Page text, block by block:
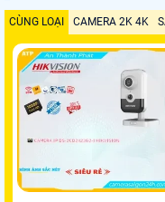
CÙNG LOẠI CAMERA 2K 4K